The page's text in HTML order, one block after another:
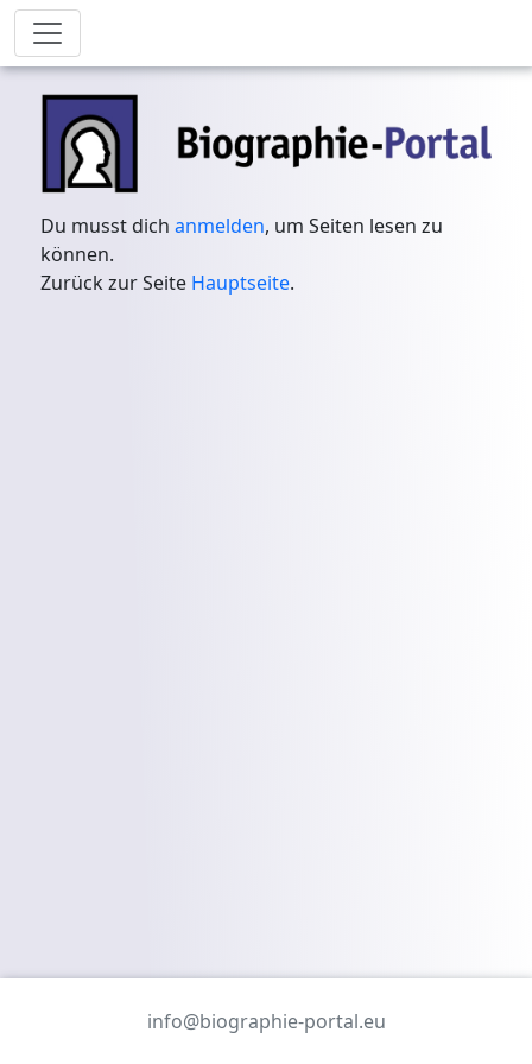
Du musst dichanmelden, um Seiten lesen zu
können.
Zurück zur Seite Hauptseite.
info@biographie-portal.eu